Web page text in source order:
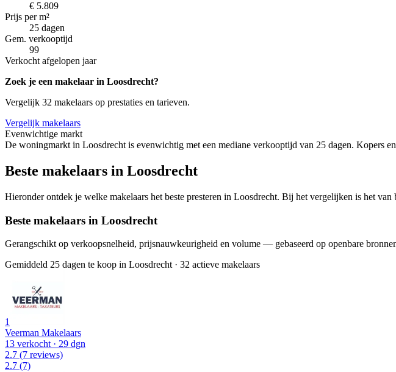
€ 5.809
Prijs per m²
25 dagen
Gem. verkooptijd
99
Verkocht afgelopen jaar
Zoek je een makelaar in Loosdrecht?
Vergelijk 32 makelaars op prestaties en tarieven.
Vergelijk makelaars
Evenwichtige markt
De woningmarkt in Loosdrecht is evenwichtig met een mediane verkooptijd van 25 dagen. Kopers
Beste makelaars in Loosdrecht
Hieronder ontdek je welke makelaars het beste presteren in Loosdrecht. Bij het vergelijken is het
Beste makelaars in Loosdrecht
Gerangschikt op verkoopsnelheid, prijsnauwkeurigheid en volume — gebaseerd op openbare
Gemiddeld 25 dagen te koop in Loosdrecht · 32 actieve makelaars
1
Veerman Makelaars
13 verkocht · 29 dgn
2.7 (7 reviews)
2.7 (7)